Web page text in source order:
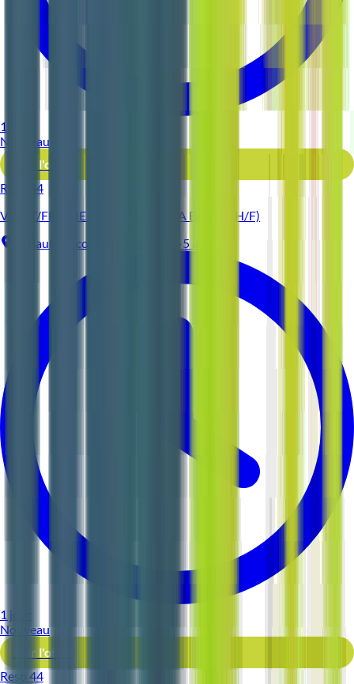
1 jour
Nouveau
Voir l'offre
Reso 44
VALET/FEMME DE CHAMBRE LA BAULE (H/F)
La Baule-Escoublac
3-5 ans
1 jour
Nouveau
Voir l'offre
Reso 44